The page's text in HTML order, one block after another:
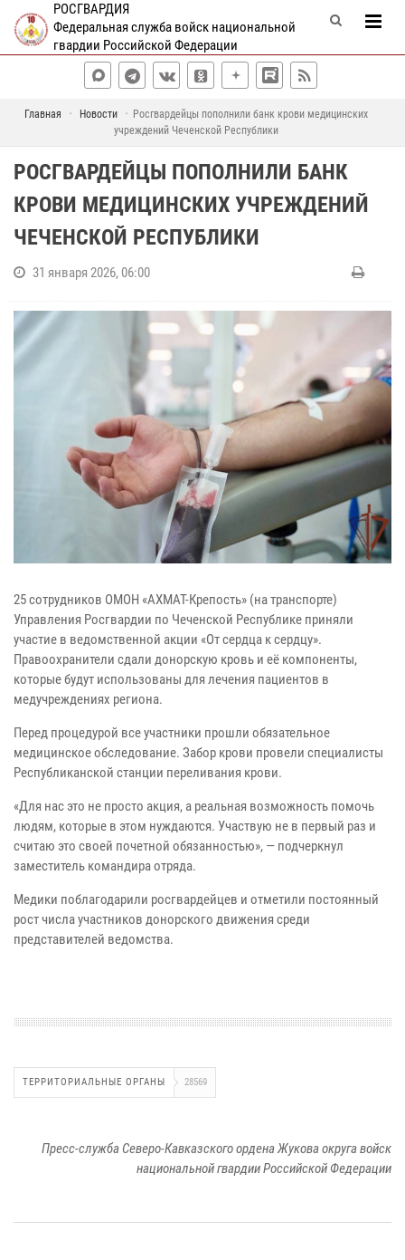
РОСГВАРДИЯ
Федеральная служба войск национальной
гвардии Российской Федерации
Главная Новости
Росгвардейцы пополнили банк крови медицинских
учреждений Чеченской Республики
РОСГВАРДЕЙЦЫ ПОПОЛНИЛИ БАНК
КРОВИ МЕДИЦИНСКИХ УЧРЕЖДЕНИЙ
ЧЕЧЕНСКОЙ РЕСПУБЛИКИ
31 января 2026, 06:00
25 сотрудников ОМОН «АХМАТ-Крепость» (на транспорте)
Управления Росгвардии по Чеченской Республике приняли
участие в ведомственной акции «От сердца к сердцу».
Правоохранители сдали донорскую кровь и её компоненты,
которые будут использованы для лечения пациентов в
медучреждениях региона.
Перед процедурой все участники прошли обязательное
медицинское обследование. Забор крови провели специалисты
Республиканской станции переливания крови.
«Для нас это не просто акция, а реальная возможность помочь
людям, которые в этом нуждаются. Участвую не в первый раз и
считаю это своей почетной обязанностью», — подчеркнул
заместитель командира отряда.
Медики поблагодарили росгвардейцев и отметили постоянный
рост числа участников донорского движения среди
представителей ведомства.
ТЕРРИТОРИАЛЬНЫЕ ОРГАНЫ 28569
Пресс-служба Северо-Кавказского ордена Жукова округа войск
национальной гвардии Российской Федерации